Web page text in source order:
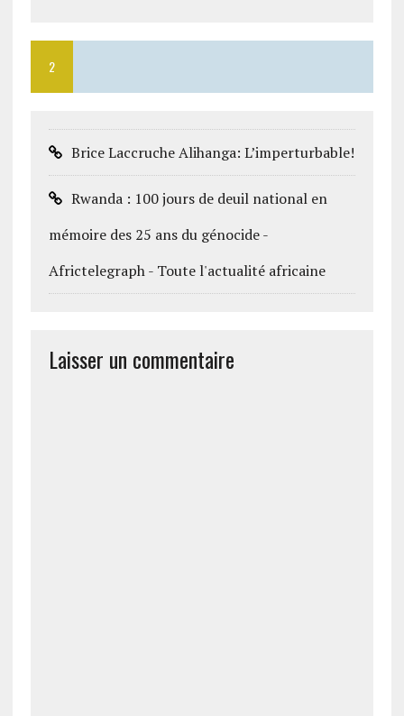
2
Brice Laccruche Alihanga: L’imperturbable!
Rwanda : 100 jours de deuil national en
mémoire des 25 ans du génocide -
Africtelegraph - Toute l'actualité africaine
Laisser un commentaire